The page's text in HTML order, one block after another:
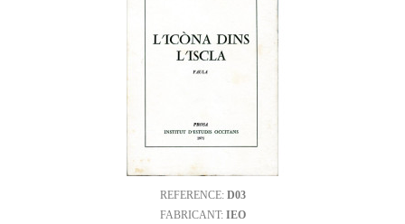
REFERENCE: D03
FABRICANT: IEO